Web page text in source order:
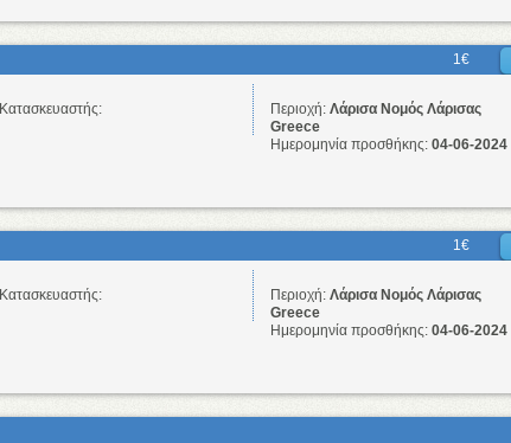
1€
Κατασκευαστής: Περιοχή: Λάρισα Νομός Λάρισας
Greece
Ημερομηνία προσθήκης: 04-06-2024
1€
Κατασκευαστής: Περιοχή: Λάρισα Νομός Λάρισας
Greece
Ημερομηνία προσθήκης: 04-06-2024